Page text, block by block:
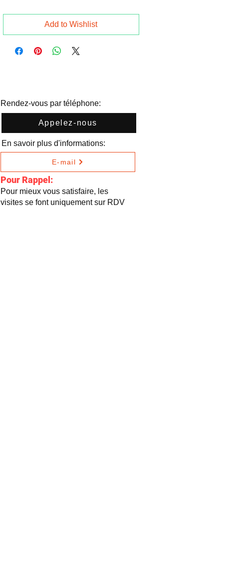
Add to Wishlist
Rendez-vous par téléphone:
Appelez-nous
En savoir plus d'informations:
E-mail
Pour Rappel:
Pour mieux vous satisfaire, les
visites se font uniquement sur RDV